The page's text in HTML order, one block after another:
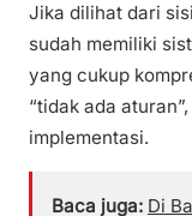
Jika dilihat dari
sudah memiliki
yang cukup
“tidak ada
implementasi.
Baca juga: Di